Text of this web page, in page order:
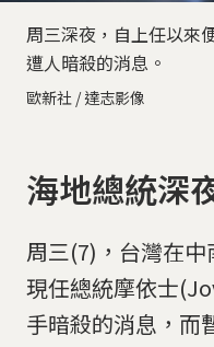
周三深夜，自上任以來
遭人暗殺的消息。
歐新社 / 達志影像
海地總統深
周三(7)，台灣在
現任總統摩依士
手暗殺的消息，而